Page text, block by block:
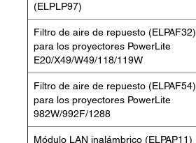
(ELPLP97)
Filtro de aire de repuesto (ELPAF32)
para los proyectores PowerLite
E20/X49/W49/118/119W
Filtro de aire de repuesto (ELPAF54)
para los proyectores PowerLite
982W/992F/1288
Módulo LAN inalámbrico (ELPAP11)